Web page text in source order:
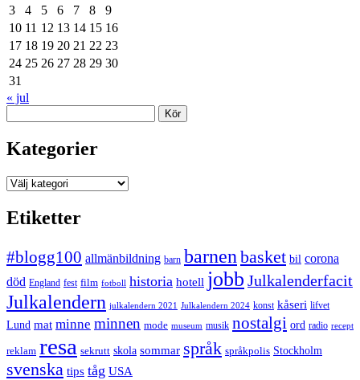
3
4 5 6 7 8
9
10 11 12 13 14 15 16
17 18 19 20 21 22 23
24 25 26 27 28 29 30
31
« jul
Kategorier
Kategorier
Etiketter
#blogg100 allmänbildning barn barnen basket bil corona
död England fest film fotboll historia hotell jobb Julkalenderfacit
Julkalendern julkalendern 2021 Julkalendern 2024 konst kåseri lifvet
Lund mat minne minnen mode museum musik nostalgi ord radio recept
reklam resa sekrutt skola sommar språk språkpolis Stockholm
svenska tips tåg USA